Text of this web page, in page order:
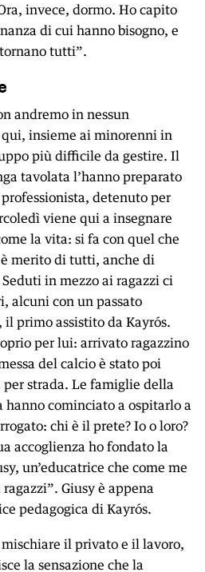
invece, dormo. Ho capito
di cui hanno bisogno, e
tutti”.
andremo in nessun
insieme ai minorenni in
più difficile da gestire. Il
tavolata l’hanno preparato
detenuto per
viene qui a insegnare
la vita: si fa con quel che
è merito di tutti, anche di
in mezzo ai ragazzi ci
alcuni con un passato
primo assistito da Kayrós.
per lui: arrivato ragazzino
del calcio è stato poi
strada. Le famiglie della
cominciato a ospitarlo a
chi è il prete? Io o loro?
accoglienza ho fondato la
un’educatrice che come me
Giusy è appena
pedagogica di Kayrós.
il privato e il lavoro,
la sensazione che la